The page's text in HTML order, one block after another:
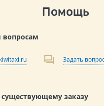
Помощь
Задать
существующему заказу